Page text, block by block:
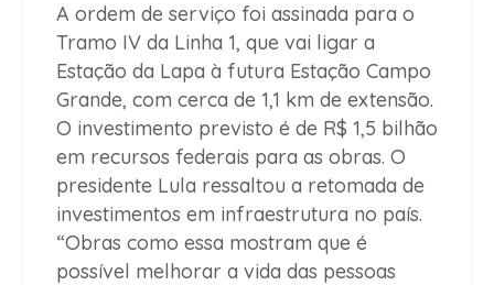
A ordem de serviço foi assinada para o
Tramo IV da Linha 1, que vai ligar a
Estação da Lapa à futura Estação Campo
Grande, com cerca de 1,1 km de extensão.
O investimento previsto é de R$ 1,5 bilhão
em recursos federais para as obras. O
presidente Lula ressaltou a retomada de
investimentos em infraestrutura no país.
“Obras como essa mostram que é
possível melhorar a vida das pessoas